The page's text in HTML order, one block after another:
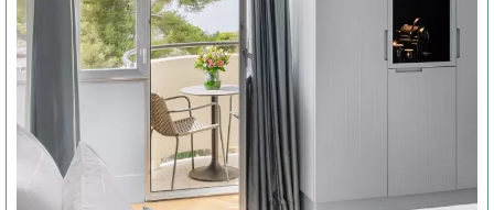
Réservez votre chambre
Spa CODAGE®
Le Quinto Cielo Rooftop
Coffrets Cadeaux
hb9q4@accor.com